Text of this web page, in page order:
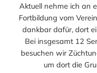
Aktuell nehme ich an
Fortbildung vom
dankbar dafür, dort
Bei insgesamt 12
besuchen wir
um dort die